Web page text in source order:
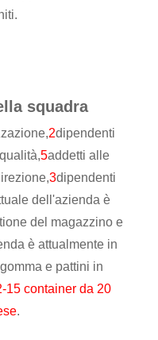
squadra
2dipendenti
5addetti alle
3dipendenti
dell'azienda è
del magazzino e
è attualmente in
e pattini in
15 container da 20
.